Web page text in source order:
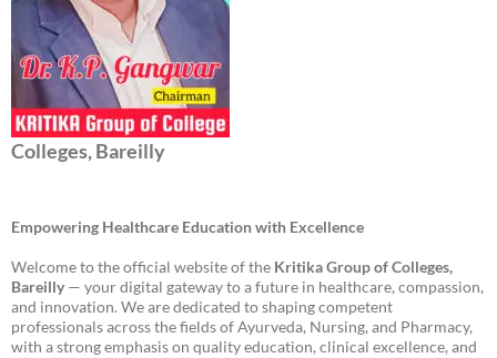
Colleges, Bareilly
Empowering Healthcare Education with Excellence
Welcome to the official website of the Kritika Group of Colleges,
Bareilly — your digital gateway to a future in healthcare, compassion,
and innovation. We are dedicated to shaping competent
professionals across the fields of Ayurveda, Nursing, and Pharmacy,
with a strong emphasis on quality education, clinical excellence, and